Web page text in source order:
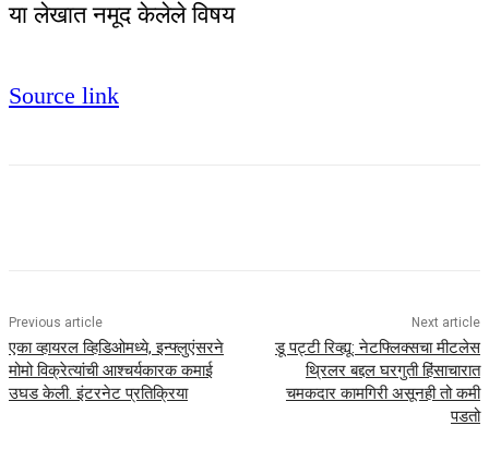
या लेखात नमूद केलेले विषय
Source link
Previous article
एका व्हायरल व्हिडिओमध्ये, इन्फ्लुएंसरने
मोमो विक्रेत्यांची आश्चर्यकारक कमाई
उघड केली. इंटरनेट प्रतिक्रिया
Next article
डू पट्टी रिव्ह्यू: नेटफ्लिक्सचा मीटलेस
थ्रिलर बद्दल घरगुती हिंसाचारात
चमकदार कामगिरी असूनही तो कमी
पडतो